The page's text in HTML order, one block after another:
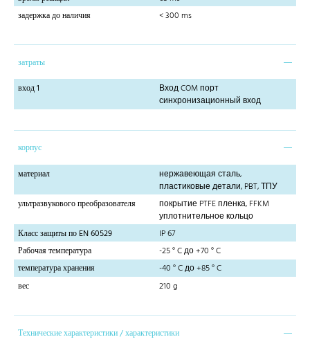
задержка до наличия
< 300 ms
затраты
вход 1
Вход COM порт
синхронизационный вход
корпус
материал
нержавеющая сталь,
пластиковые детали, PBT, ТПУ
ультразвукового преобразователя
покрытие PTFE пленка, FFKM
уплотнительное кольцо
Класс защиты по EN 60529
IP 67
Рабочая температура
-25 ° C до +70 ° C
температура хранения
-40 ° C до +85 ° C
вес
210 g
Технические характеристики / характеристики